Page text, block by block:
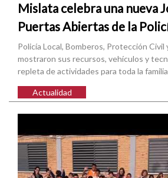
Mislata celebra una nueva
Puertas Abiertas de la
Policía Local, Bomberos, Protección Civil
mostraron sus recursos, vehículos y
repleta de actividades para toda la
Actualidad